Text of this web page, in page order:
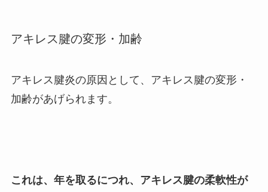
アキレス腱の変形・加齢
アキレス腱炎の原因として、アキレス腱の変形・
加齢があげられます。
これは、年を取るにつれ、アキレス腱の柔軟性が